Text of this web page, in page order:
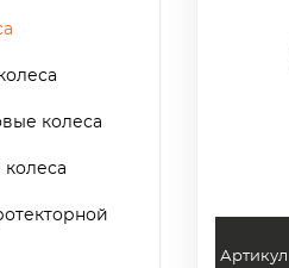
колеса
Артикул